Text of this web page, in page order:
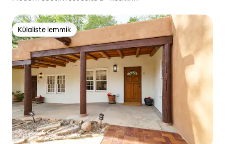
Külaliste lemmik
Külaliste lemmik